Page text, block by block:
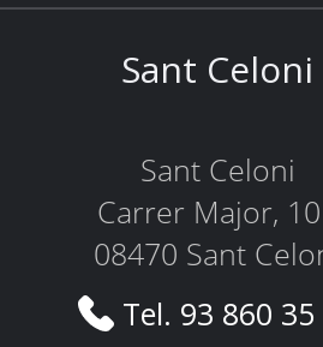
Sant Celoni
Sant Celoni
Carrer Major,
08470 Sant
Tel. 93 860